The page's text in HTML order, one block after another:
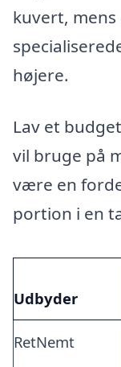
kuvert,
højere.
Lav et
vil bruge på
være en
portion i en
Udbyder
RetNemt